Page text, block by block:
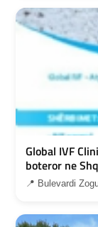
Global IVF
boteror ne
📍 Bulevardi